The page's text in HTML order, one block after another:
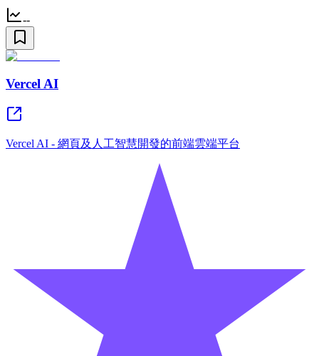
--
Vercel AI
Vercel AI - 網頁及人工智慧開發的前端雲端平台